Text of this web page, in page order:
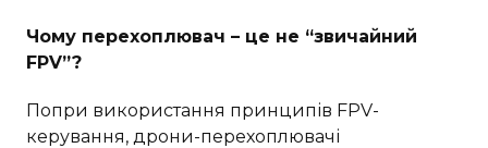
Чому перехоплювач – це не “звичайний
FPV”?
Попри використання принципів FPV-
керування, дрони-перехоплювачі